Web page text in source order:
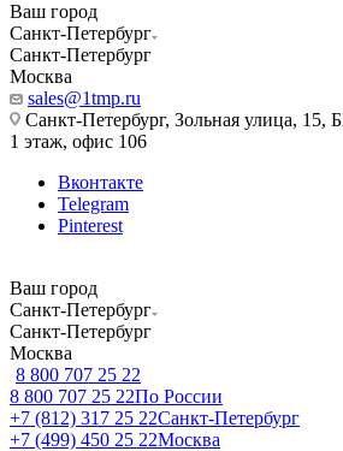
Ваш город
Санкт-Петербург
Санкт-Петербург
Москва
sales@1tmp.ru
Санкт-Петербург, Зольная улица, 15,
1 этаж, офис 106
Вконтакте
Telegram
Pinterest
Ваш город
Санкт-Петербург
Санкт-Петербург
Москва
8 800 707 25 22
8 800 707 25 22По России
+7 (812) 317 25 22Санкт-Петербург
+7 (499) 450 25 22Москва